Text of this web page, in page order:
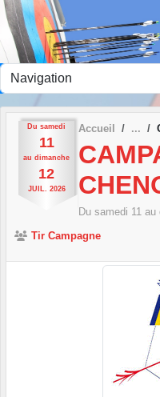
Du samedi
11
au dimanche
12
JUIL. 2026
Accueil
Du samedi 11 au
Tir Campagne
Panneau de gestion des